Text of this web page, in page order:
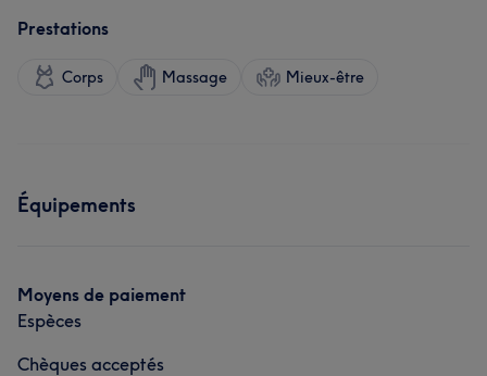
Prestations
Corps Massage Mieux-être
Équipements
Moyens de paiement
Espèces
Chèques acceptés